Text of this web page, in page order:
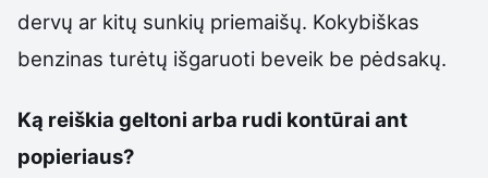
dervų ar kitų sunkių priemaišų. Kokybiškas
benzinas turėtų išgaruoti beveik be pėdsakų.
Ką reiškia geltoni arba rudi kontūrai ant
popieriaus?